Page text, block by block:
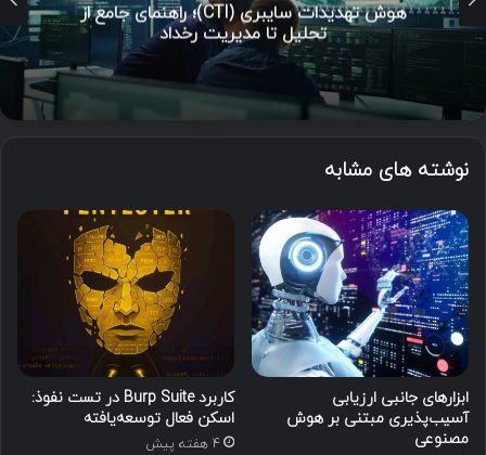
هوش تهدیدات سایبری (CTI)؛ راهنمای جامع از
تحلیل تا مدیریت رخداد
نوشته های مشابه
ابزارهای جانبی ارزیابی
آسیب‌پذیری مبتنی بر هوش
مصنوعی
کاربرد Burp Suite در تست نفوذ:
اسکن فعال توسعه‌یافته
4 هفته پیش